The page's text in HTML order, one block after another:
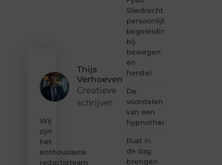
Thijs
Verhoeven
Creatieve
schrijver
Wij
zijn
het
enthousiaste
redactieteam
Sliedrecht:
persoonlijke
begeleiding
bij
bewegen
en
herstel
De
voordelen
van een
hypnotherapeut
Rust in
de dag
brengen